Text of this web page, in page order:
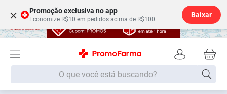
× Promoção exclusiva no app
Economize R$10 em pedidos acima de R$100
Baixar
O que você está buscando?